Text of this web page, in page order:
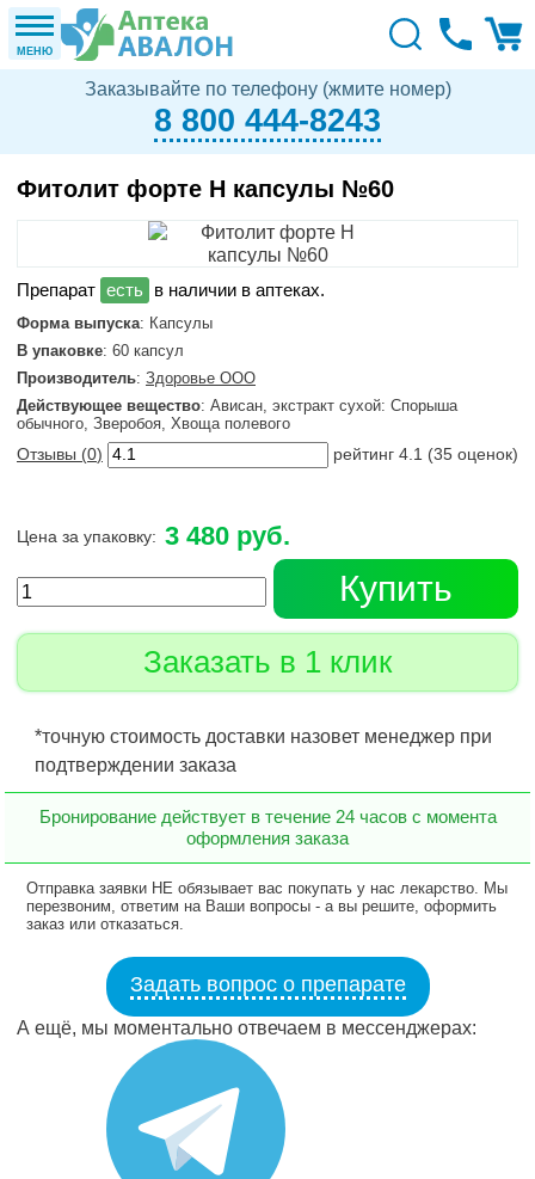
МЕНЮ
Заказывайте по телефону (жмите номер)
8 800 444-8243
Фитолит форте Н капсулы №60
в наличии в аптеках.
Форма выпуска: Капсулы
В упаковке: 60 капсул
Производитель: Здоровье ООО
Действующее вещество: Ависан, экстракт сухой: Спорыша
обычного, Зверобоя, Хвоща полевого
Отзывы (0) рейтинг 4.1 (35 оценок)
Цена за упаковку: 3 480 руб.
Купить
Заказать в 1 клик
*точную стоимость доставки назовет менеджер при
подтверждении заказа
Бронирование действует в течение 24 часов с момента
оформления заказа
Отправка заявки НЕ обязывает вас покупать у нас лекарство. Мы
перезвоним, ответим на Ваши вопросы - а вы решите, оформить
заказ или отказаться.
Задать вопрос о препарате
А ещё, мы моментально отвечаем в мессенджерах: